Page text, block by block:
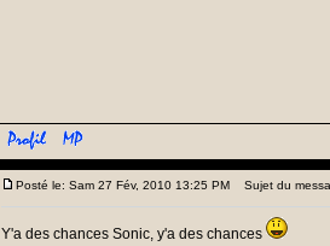
Posté le: Sam 27 Fév, 2010 13:25 PM Sujet du
Y'a des chances Sonic, y'a des chances